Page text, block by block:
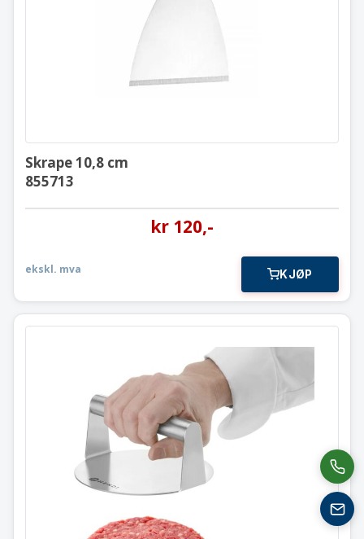
855713
Skrape 10,8 cm
855713
kr 120,-
ekskl. mva KJØP